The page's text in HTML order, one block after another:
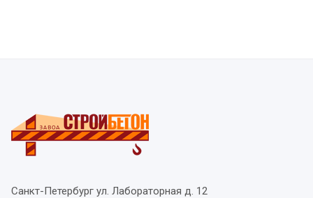
Санкт-Петербург ул. Лабораторная д. 12